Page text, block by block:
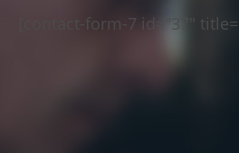
[contact-form-7 id="37"